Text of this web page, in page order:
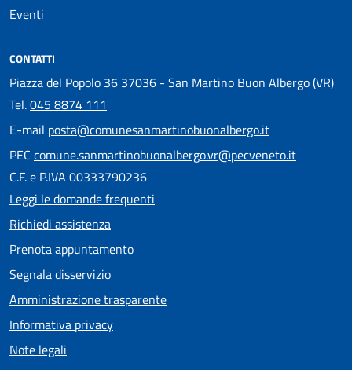
Eventi
CONTATTI
Piazza del Popolo 36 37036 - San Martino Buon Albergo (VR)
Tel.045 8874 111
E-mail posta@comunesanmartinobuonalbergo.it
PEC comune.sanmartinobuonalbergo.vr@pecveneto.it
C.F. e P.IVA 00333790236
Leggi le domande frequenti
Richiedi assistenza
Prenota appuntamento
Segnala disservizio
Amministrazione trasparente
Informativa privacy
Note legali